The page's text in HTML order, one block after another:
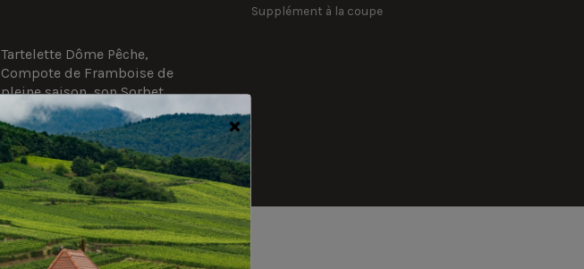
Supplément à la coupe
Tartelette Dôme Pêche,
Compote de Framboise de
pleine saison, son Sorbet
×